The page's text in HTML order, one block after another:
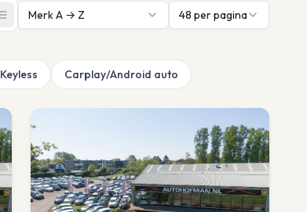
Merk A → Z 48 per pagina
Keyless Carplay/Android auto